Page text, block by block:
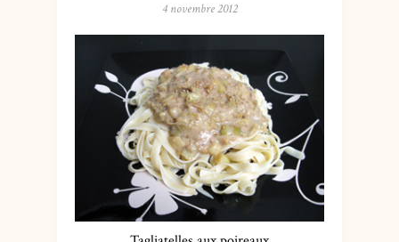
4 novembre 2012